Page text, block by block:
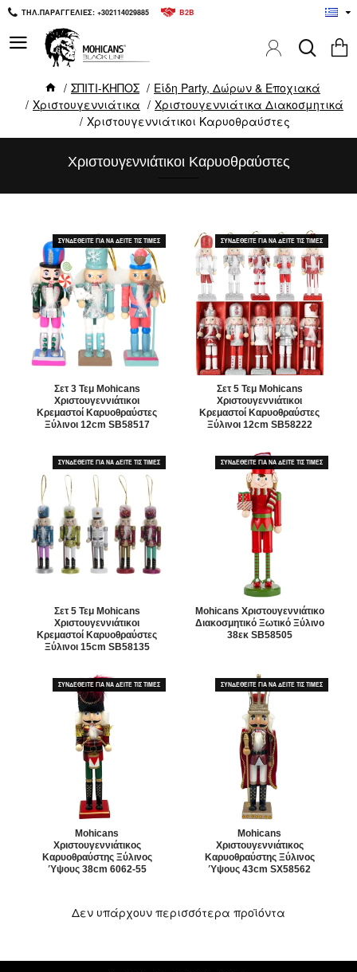
ΤΗΛ.ΠΑΡΑΓΓΕΛΙΕΣ: +302114029885 B2B
ΣΠΙΤΙ-ΚΗΠΟΣ
Είδη Party, Δώρων & Εποχιακά
Χριστουγεννιάτικα
Χριστουγεννιάτικα Διακοσμητικά
Χριστουγεννιάτικοι Καρυοθραύστες
Χριστουγεννιάτικοι Καρυοθραύστες
ΣΥΝΔΕΘΕΙΤΕ ΓΙΑ ΝΑ ΔΕΙΤΕ ΤΙΣ ΤΙΜΕΣ
Σετ 3 Τεμ Mohicans
Χριστουγεννιάτικοι
Κρεμαστοί Καρυοθραύστες
Ξύλινοι 12cm SB58517
ΣΥΝΔΕΘΕΙΤΕ ΓΙΑ ΝΑ ΔΕΙΤΕ ΤΙΣ ΤΙΜΕΣ
Σετ 5 Τεμ Mohicans
Χριστουγεννιάτικοι
Κρεμαστοί Καρυοθραύστες
Ξύλινοι 12cm SB58222
ΣΥΝΔΕΘΕΙΤΕ ΓΙΑ ΝΑ ΔΕΙΤΕ ΤΙΣ ΤΙΜΕΣ
Σετ 5 Τεμ Mohicans
Χριστουγεννιάτικοι
Κρεμαστοί Καρυοθραύστες
Ξύλινοι 15cm SB58135
ΣΥΝΔΕΘΕΙΤΕ ΓΙΑ ΝΑ ΔΕΙΤΕ ΤΙΣ ΤΙΜΕΣ
Mohicans Χριστουγεννιάτικο
Διακοσμητικό Ξωτικό Ξύλινο
38εκ SB58505
ΣΥΝΔΕΘΕΙΤΕ ΓΙΑ ΝΑ ΔΕΙΤΕ ΤΙΣ ΤΙΜΕΣ
Mohicans
Χριστουγεννιάτικος
Καρυοθραύστης Ξύλινος
Ύψους 38cm 6062-55
ΣΥΝΔΕΘΕΙΤΕ ΓΙΑ ΝΑ ΔΕΙΤΕ ΤΙΣ ΤΙΜΕΣ
Mohicans
Χριστουγεννιάτικος
Καρυοθραύστης Ξύλινος
Ύψους 43cm SX58562
Δεν υπάρχουν περισσότερα προϊόντα